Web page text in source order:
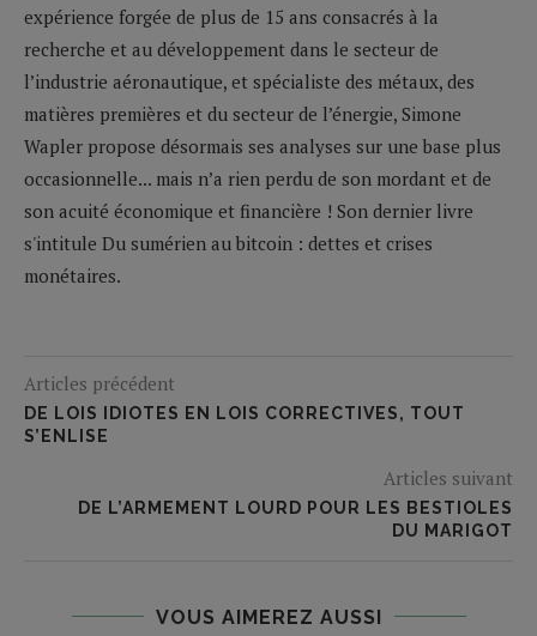
expérience forgée de plus de 15 ans consacrés à la
recherche et au développement dans le secteur de
l’industrie aéronautique, et spécialiste des métaux, des
matières premières et du secteur de l’énergie, Simone
Wapler propose désormais ses analyses sur une base plus
occasionnelle... mais n’a rien perdu de son mordant et de
son acuité économique et financière ! Son dernier livre
s'intitule Du sumérien au bitcoin : dettes et crises
monétaires.
Articles précédent
DE LOIS IDIOTES EN LOIS CORRECTIVES, TOUT
S’ENLISE
Articles suivant
DE L’ARMEMENT LOURD POUR LES BESTIOLES
DU MARIGOT
VOUS AIMEREZ AUSSI